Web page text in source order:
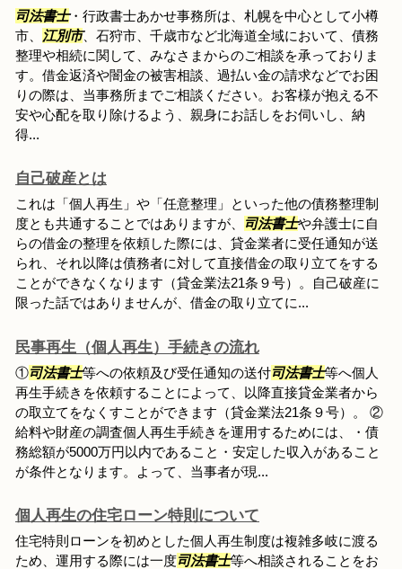
司法書士・行政書士あかせ事務所は、札幌を中心として小樽
市、
江別市、石狩市、千歳市など北海道全域において、債務
整理や相続に関して、みなさまからのご相談を承っておりま
す。借金返済や闇金の被害相談、過払い金の請求などでお困
りの際は、当事務所までご相談ください。お客様が抱える不
安や心配を取り除けるよう、親身にお話しをお伺いし、納
得...
自己破産とは
これは「個人再生」や「任意整理」といった他の債務整理制
度とも共通することではありますが、
司法書士や弁護士に自
らの借金の整理を依頼した際には、貸金業者に受任通知が送
られ、それ以降は債務者に対して直接借金の取り立てをする
ことができなくなります（貸金業法21条９号）。自己破産に
限った話ではありませんが、借金の取り立てに...
民事再生（個人再生）手続きの流れ
①司法書士等への依頼及び受任通知の送付司法書士等へ個人
再生手続きを依頼することによって、以降直接貸金業者から
の取立てをなくすことができます（貸金業法21条９号）。 ②
給料や財産の調査個人再生手続きを運用するためには、・債
務総額が5000万円以内であること・安定した収入があること
が条件となります。よって、当事者が現...
個人再生の住宅ローン特則について
住宅特則ローンを初めとした個人再生制度は複雑多岐に渡る
ため、運用する際には一度司法書士等へ相談されることをお